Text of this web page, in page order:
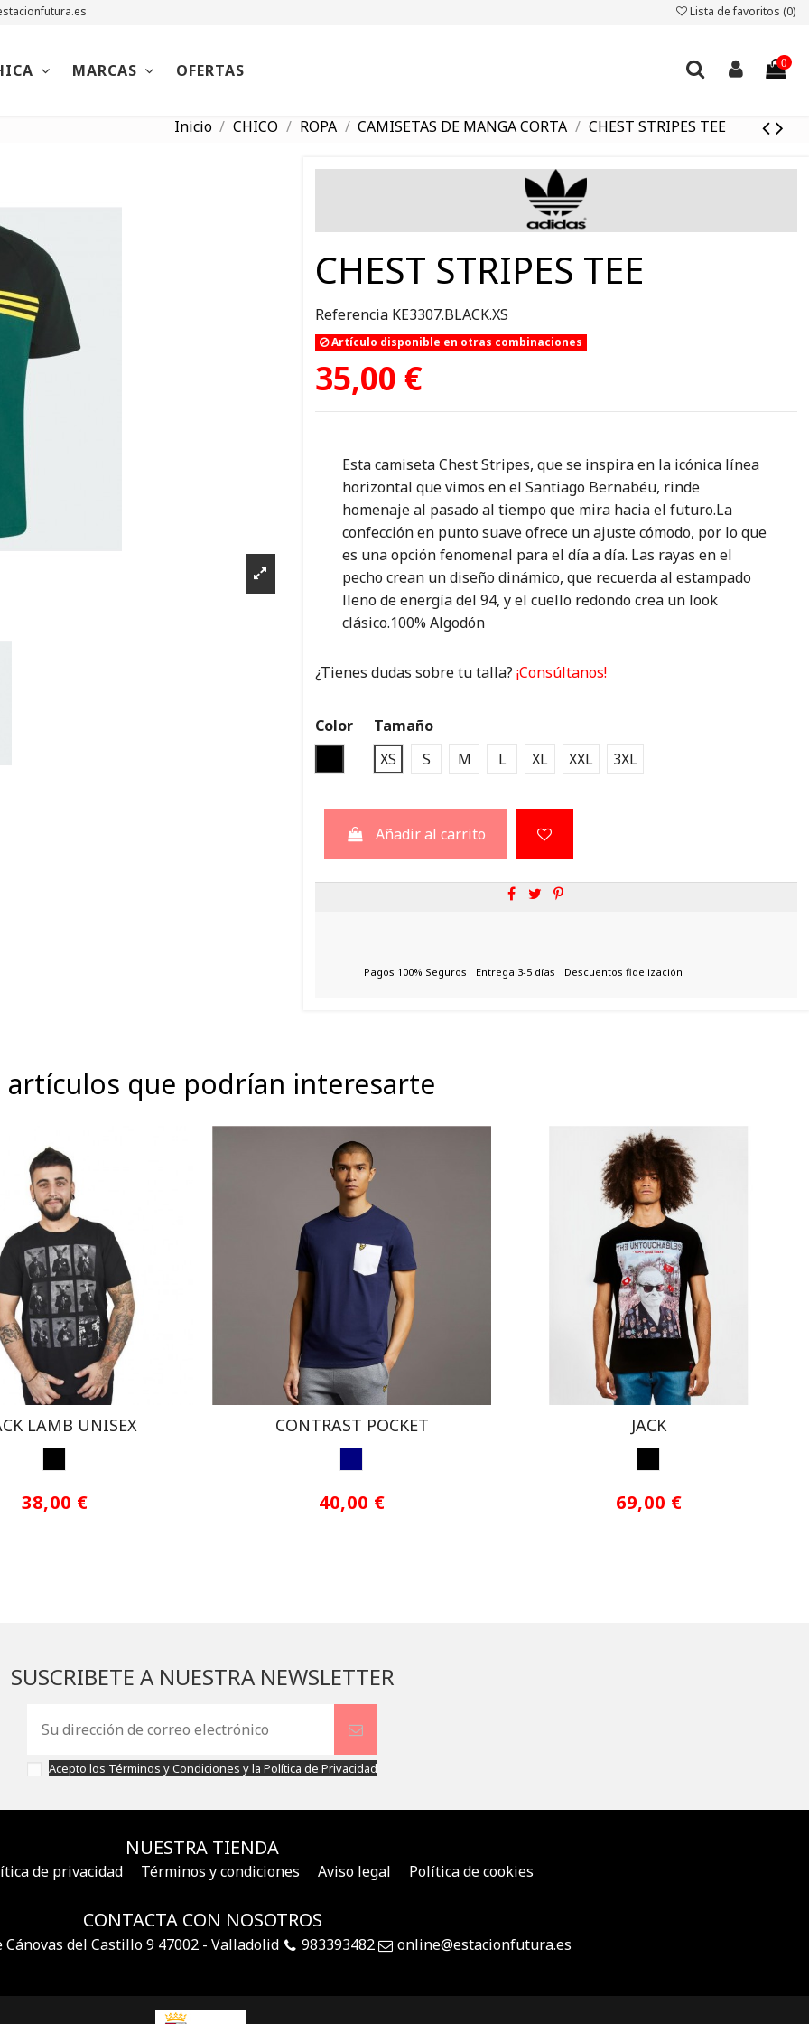
Lista de favoritos (0)
MARCAS OFERTAS 0
Inicio CHICO ROPA CAMISETAS DE MANGA CORTA CHEST STRIPES TEE
CHEST STRIPES TEE
Referencia KE3307.BLACK.XS
Artículo disponible en otras combinaciones
35,00 €
Esta camiseta Chest Stripes, que se inspira en la icónica línea
horizontal que vimos en el Santiago Bernabéu, rinde
homenaje al pasado al tiempo que mira hacia el futuro.La
confección en punto suave ofrece un ajuste cómodo, por lo que
es una opción fenomenal para el día a día. Las rayas en el
pecho crean un diseño dinámico, que recuerda al estampado
lleno de energía del 94, y el cuello redondo crea un look
clásico.100% Algodón
¿Tienes dudas sobre tu talla? ¡Consúltanos!
Color
Tamaño
XS
S M L XL XXL 3XL
Añadir al carrito
Pagos 100% Seguros Entrega 3-5 días Descuentos fidelización
artículos que podrían interesarte
LAMB UNISEX
38,00 €
CONTRAST POCKET
40,00 €
JACK
69,00 €
SUSCRIBETE A NUESTRA NEWSLETTER
Acepto los Términos y Condiciones y la Política de Privacidad
NUESTRA TIENDA
de privacidad Términos y condiciones Aviso legal Política de cookies
CONTACTA CON NOSOTROS
Cánovas del Castillo 9 47002 - Valladolid 983393482 online@estacionfutura.es